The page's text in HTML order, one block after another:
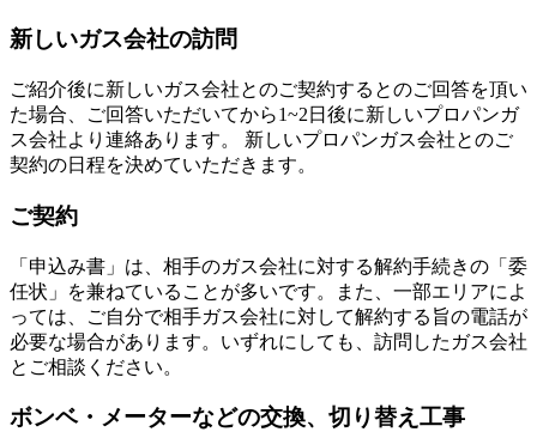
新しいガス会社の訪問
ご紹介後に新しいガス会社とのご契約するとのご回答を頂い
た場合、ご回答いただいてから1~2日後に新しいプロパンガ
ス会社より連絡あります。 新しいプロパンガス会社とのご
契約の日程を決めていただきます。
ご契約
「申込み書」は、相手のガス会社に対する解約手続きの「委
任状」を兼ねていることが多いです。また、一部エリアによ
っては、ご自分で相手ガス会社に対して解約する旨の電話が
必要な場合があります。いずれにしても、訪問したガス会社
とご相談ください。
ボンベ・メーターなどの交換、切り替え工事